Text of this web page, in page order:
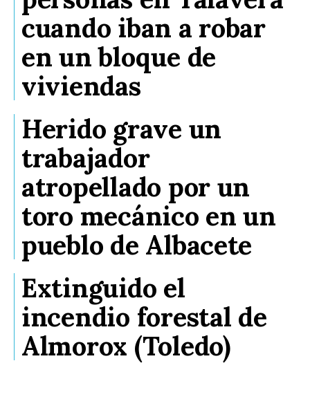
cuando iban a robar
en un bloque de
viviendas
Herido grave un
trabajador
atropellado por un
toro mecánico en un
pueblo de Albacete
Extinguido el
incendio forestal de
Almorox (Toledo)